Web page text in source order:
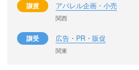
譲渡 アパレル企画・小売
関西
譲受 広告・PR・販促
関東